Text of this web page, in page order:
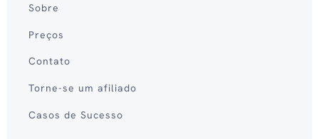
Sobre
Preços
Contato
Torne-se um afiliado
Casos de Sucesso